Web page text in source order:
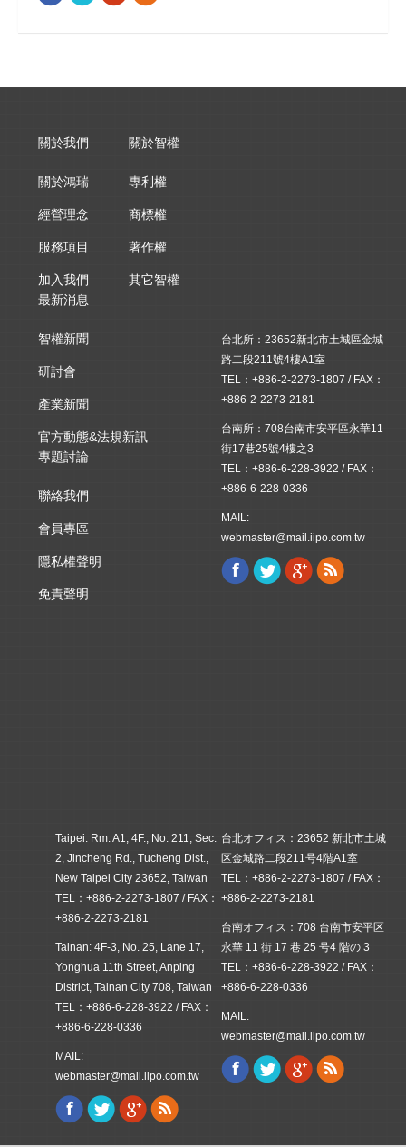
關於我們
關於鴻瑞
經營理念
服務項目
加入我們
關於智權
專利權
商標權
著作權
其它智權
最新消息
智權新聞
研討會
產業新聞
官方動態&法規新訊
專題討論
聯絡我們
會員專區
隱私權聲明
免責聲明
台北所：23652新北市土城區金城
路二段211號4樓A1室
TEL：+886-2-2273-1807 / FAX：
+886-2-2273-2181
台南所：708台南市安平區永華11
街17巷25號4樓之3
TEL：+886-6-228-3922 / FAX：
+886-6-228-0336
MAIL:
webmaster@mail.iipo.com.tw
Find us on:
Facebook
TwitterGoogle+
Rss
台北オフィス：23652 新北市土城
区金城路二段211号4階A1室
TEL：+886-2-2273-1807 / FAX：
+886-2-2273-2181
台南オフィス：708 台南市安平区
永華 11 街 17 巷 25 号4 階の 3
TEL：+886-6-228-3922 / FAX：
+886-6-228-0336
MAIL:
webmaster@mail.iipo.com.tw
Find us on:
Facebook
TwitterGoogle+
Rss
Taipei: Rm. A1, 4F., No. 211, Sec.
2, Jincheng Rd., Tucheng Dist.,
New Taipei City 23652, Taiwan
TEL：+886-2-2273-1807 / FAX：
+886-2-2273-2181
Tainan: 4F-3, No. 25, Lane 17,
Yonghua 11th Street, Anping
District, Tainan City 708, Taiwan
TEL：+886-6-228-3922 / FAX：
+886-6-228-0336
MAIL:
webmaster@mail.iipo.com.tw
Find us on:
Facebook
TwitterGoogle+
Rss